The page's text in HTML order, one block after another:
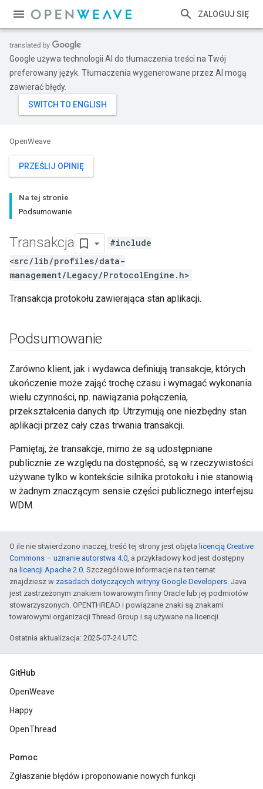
ZALOGUJ SIĘ
Google używa technologii AI do tłumaczenia treści na Twój
preferowany język. Tłumaczenia wygenerowane przez AI mogą
zawierać błędy.
OpenWeave
PRZEŚLIJ OPINIĘ
Na tej stronie
Podsumowanie
Transakcja
#include
<src/lib/profiles/data-
management/Legacy/ProtocolEngine.h>
Transakcja protokołu zawierająca stan aplikacji.
Podsumowanie
Zarówno klient, jak i wydawca definiują transakcje, których
ukończenie może zająć trochę czasu i wymagać wykonania
wielu czynności, np. nawiązania połączenia,
przekształcenia danych itp. Utrzymują one niezbędny stan
aplikacji przez cały czas trwania transakcji.
Pamiętaj, że transakcje, mimo że są udostępniane
publicznie ze względu na dostępność, są w rzeczywistości
używane tylko w kontekście silnika protokołu i nie stanowią
w żadnym znaczącym sensie części publicznego interfejsu
WDM.
O ile nie stwierdzono inaczej, treść tej strony jest objęta licencją Creative
Commons – uznanie autorstwa 4.0, a przykładowy kod jest dostępny
na licencji Apache 2.0. Szczegółowe informacje na ten temat
znajdziesz w zasadach dotyczących witryny Google Developers. Java
jest zastrzeżonym znakiem towarowym firmy Oracle lub jej podmiotów
stowarzyszonych. OPENTHREAD i powiązane znaki są znakami
towarowymi organizacji Thread Group i są używane na licencji.
Ostatnia aktualizacja: 2025-07-24 UTC.
GitHub
OpenWeave
Happy
OpenThread
Pomoc
Zgłaszanie błędów i proponowanie nowych funkcji